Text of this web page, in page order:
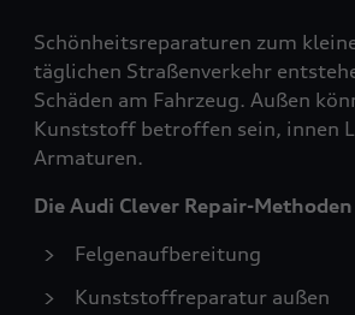
Schönheitsreparaturen zum
täglichen Straßenverkehr
Schäden am Fahrzeug. Außen
Kunststoff betroffen sein, innen
Armaturen.
Die Audi Clever Repair-
Felgenaufbereitung
Kunststoffreparatur außen